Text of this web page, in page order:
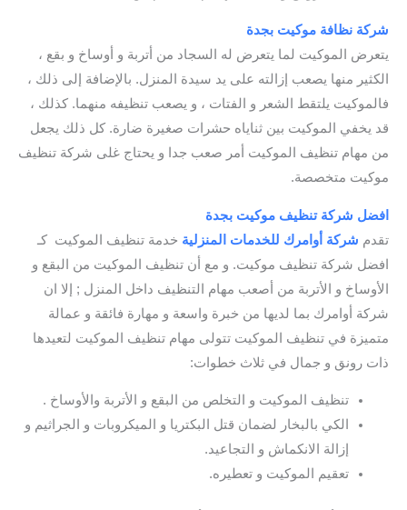
شركة نظافة موكيت بجدة
يتعرض الموكيت لما يتعرض له السجاد من أتربة و أوساخ و بقع ،
الكثير منها يصعب إزالته على يد سيدة المنزل. بالإضافة إلى ذلك ،
فالموكيت يلتقط الشعر و الفتات ، و يصعب تنظيفه منهما. كذلك ،
قد يخفي الموكيت بين ثناياه حشرات صغيرة ضارة. كل ذلك يجعل
من مهام تنظيف الموكيت أمر صعب جدا و يحتاج غلى شركة تنظيف
موكيت متخصصة.
افضل شركة تنظيف موكيت بجدة
تقدم شركة أوامرك للخدمات المنزلية خدمة تنظيف الموكيت كـ
افضل شركة تنظيف موكيت. و مع أن تنظيف الموكيت من البقع و
الأوساخ و الأتربة من أصعب مهام التنظيف داخل المنزل ; إلا ان
شركة أوامرك بما لديها من خبرة واسعة و مهارة فائقة و عمالة
متميزة في تنظيف الموكيت تتولى مهام تنظيف الموكيت لتعيدها
ذات رونق و جمال في ثلاث خطوات:
تنظيف الموكيت و التخلص من البقع و الأتربة والأوساخ .
الكي بالبخار لضمان قتل البكتريا و الميكروبات و الجراثيم و
إزالة الانكماش و التجاعيد.
تعقيم الموكيت و تعطيره.